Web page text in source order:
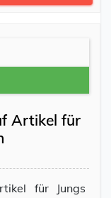
Artikel für
für Jungs